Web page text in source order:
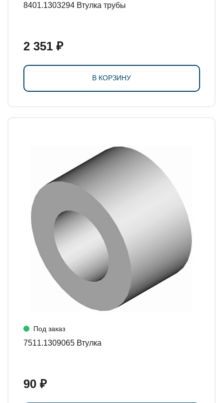
8401.1303294 Втулка трубы
2 351 ₽
В КОРЗИНУ
Под заказ
7511.1309065 Втулка
90 ₽